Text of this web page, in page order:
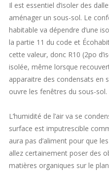
Il est essentiel d’isoler des
aménager un sous-sol. Le
habitable va dépendre d’une
la partie 11 du code et
cette valeur, donc R10 (2po
isolée, même lorsque
apparaitre des condensats en
ouvre les fenêtres du sous-sol.
L’humidité de l’air va se
surface est imputrescible
aura pas d’aliment pour que
allez certainement poser des
matières organiques sur le